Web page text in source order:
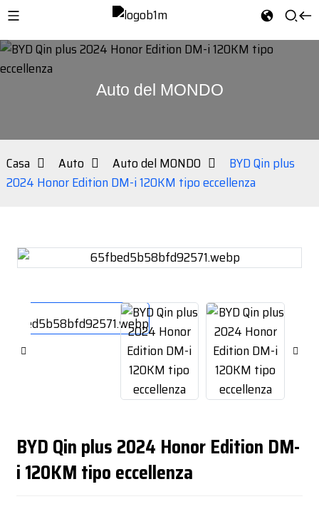
Auto del MONDO
Casa Auto Auto del MONDO
BYD Qin plus
2024 Honor Edition DM-i 120KM tipo eccellenza
BYD Qin plus 2024 Honor Edition DM-
i 120KM tipo eccellenza